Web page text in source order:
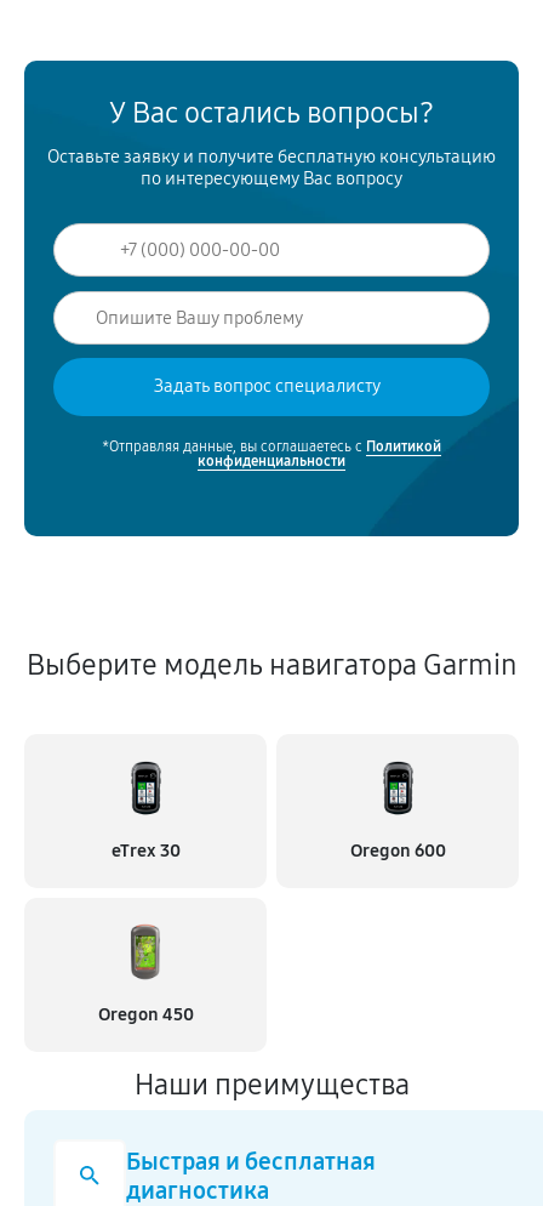
У Вас остались вопросы?
Оставьте заявку и получите бесплатную консультацию
по интересующему Вас вопросу
*Отправляя данные, вы соглашаетесь с Политикой
конфиденциальности
Выберите модель навигатора Garmin
eTrex 30 Oregon 600
Oregon 450
Наши преимущества
Быстрая и бесплатная
диагностика